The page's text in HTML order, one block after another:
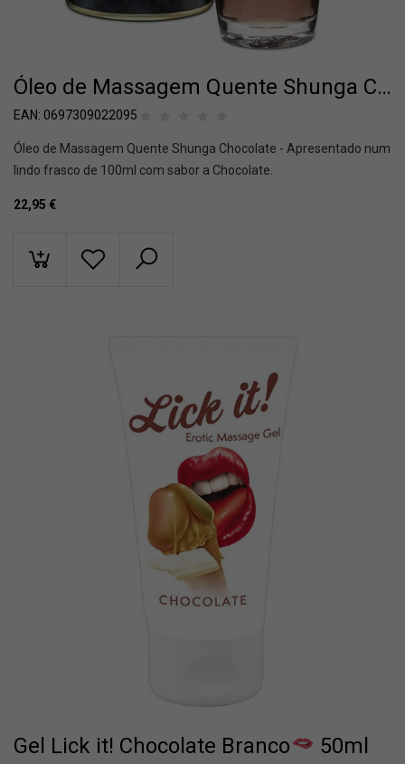
Óleo de Massagem Quente Shunga Chocolate
EAN: 0697309022095
Óleo de Massagem Quente Shunga Chocolate - Apresentado num
lindo frasco de 100ml com sabor a Chocolate.
22,95 €
Gel Lick it! Chocolate Branco 50ml